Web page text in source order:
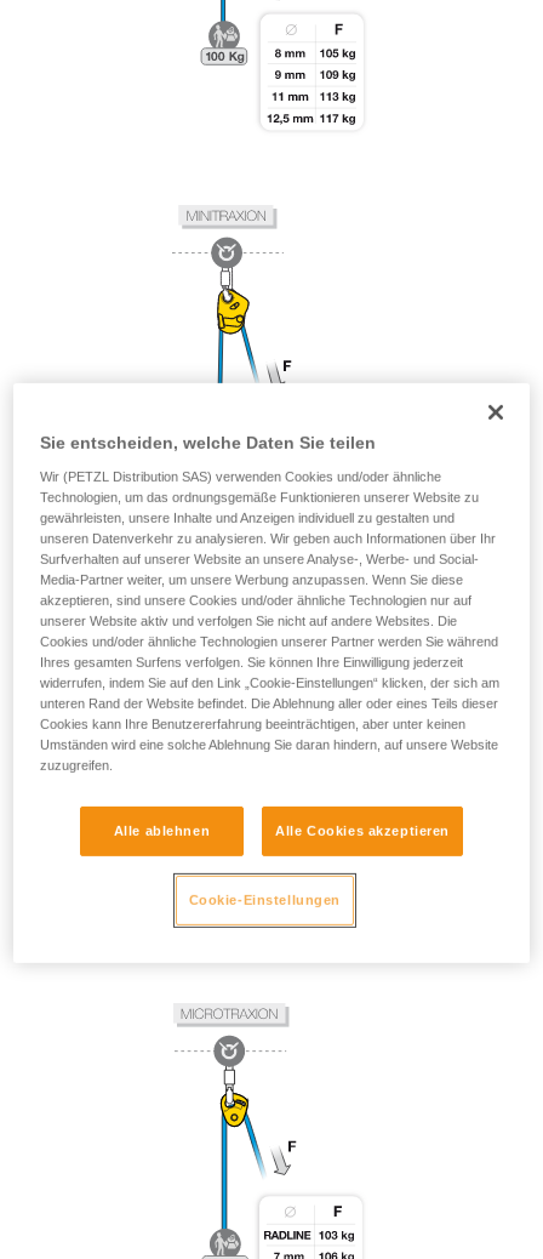
Sie entscheiden, welche Daten Sie teilen
Wir (PETZL Distribution SAS) verwenden Cookies und/oder ähnliche
Technologien, um das ordnungsgemäße Funktionieren unserer Website zu
gewährleisten, unsere Inhalte und Anzeigen individuell zu gestalten und
unseren Datenverkehr zu analysieren. Wir geben auch Informationen über Ihr
Surfverhalten auf unserer Website an unsere Analyse-, Werbe- und Social-
Media-Partner weiter, um unsere Werbung anzupassen. Wenn Sie diese
akzeptieren, sind unsere Cookies und/oder ähnliche Technologien nur auf
unserer Website aktiv und verfolgen Sie nicht auf andere Websites. Die
Cookies und/oder ähnliche Technologien unserer Partner werden Sie während
Ihres gesamten Surfens verfolgen. Sie können Ihre Einwilligung jederzeit
widerrufen, indem Sie auf den Link „Cookie-Einstellungen“ klicken, der sich am
unteren Rand der Website befindet. Die Ablehnung aller oder eines Teils dieser
Cookies kann Ihre Benutzererfahrung beeinträchtigen, aber unter keinen
Umständen wird eine solche Ablehnung Sie daran hindern, auf unsere Website
zuzugreifen.
Alle ablehnen Alle Cookies akzeptieren
Cookie-Einstellungen